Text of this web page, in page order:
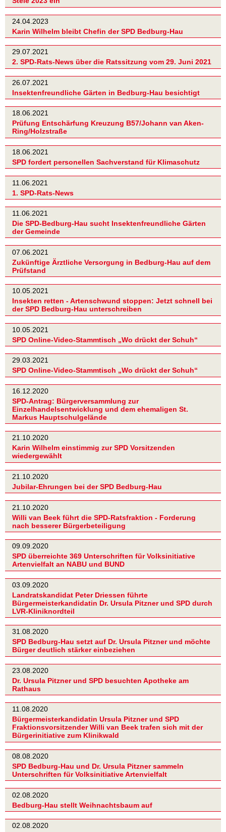
24.04.2023
Karin Wilhelm bleibt Chefin der SPD Bedburg-Hau
29.07.2021
2. SPD-Rats-News über die Ratssitzung vom 29. Juni 2021
26.07.2021
Insektenfreundliche Gärten in Bedburg-Hau besichtigt
18.06.2021
Prüfung Entschärfung Kreuzung B57/Johann van Aken-
Ring/Holzstraße
18.06.2021
SPD fordert personellen Sachverstand für Klimaschutz
11.06.2021
1. SPD-Rats-News
11.06.2021
Die SPD-Bedburg-Hau sucht Insektenfreundliche Gärten
der Gemeinde
07.06.2021
Zukünftige Ärztliche Versorgung in Bedburg-Hau auf dem
Prüfstand
10.05.2021
Insekten retten - Artenschwund stoppen: Jetzt schnell bei
der SPD Bedburg-Hau unterschreiben
10.05.2021
SPD Online-Video-Stammtisch „Wo drückt der Schuh“
29.03.2021
SPD Online-Video-Stammtisch „Wo drückt der Schuh“
16.12.2020
SPD-Antrag: Bürgerversammlung zur
Einzelhandelsentwicklung und dem ehemaligen St.
Markus Hauptschulgelände
21.10.2020
Karin Wilhelm einstimmig zur SPD Vorsitzenden
wiedergewählt
21.10.2020
Jubilar-Ehrungen bei der SPD Bedburg-Hau
21.10.2020
Willi van Beek führt die SPD-Ratsfraktion - Forderung
nach besserer Bürgerbeteiligung
09.09.2020
SPD überreichte 369 Unterschriften für Volksinitiative
Artenvielfalt an NABU und BUND
03.09.2020
Landratskandidat Peter Driessen führte
Bürgermeisterkandidatin Dr. Ursula Pitzner und SPD durch
LVR-Kliniknordteil
31.08.2020
SPD Bedburg-Hau setzt auf Dr. Ursula Pitzner und möchte
Bürger deutlich stärker einbeziehen
23.08.2020
Dr. Ursula Pitzner und SPD besuchten Apotheke am
Rathaus
11.08.2020
Bürgermeisterkandidatin Ursula Pitzner und SPD
Fraktionsvorsitzender Willi van Beek trafen sich mit der
Bürgerinitiative zum Klinikwald
08.08.2020
SPD Bedburg-Hau und Dr. Ursula Pitzner sammeln
Unterschriften für Volksinitiative Artenvielfalt
02.08.2020
Bedburg-Hau stellt Weihnachtsbaum auf
02.08.2020